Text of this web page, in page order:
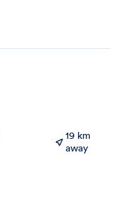
19 km
away